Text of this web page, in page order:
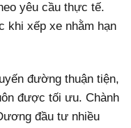
yêu cầu thực tế.
khi xếp xe nhằm hạn
đường thuận tiện,
được tối ưu. Chành
đầu tư nhiều